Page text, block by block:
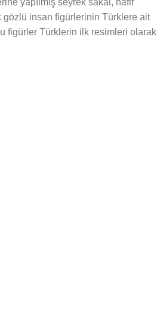
yapılmış seyrek sakal, hafif
gözlü insan figürlerinin Türklere ait
figürler Türklerin ilk resimleri olarak